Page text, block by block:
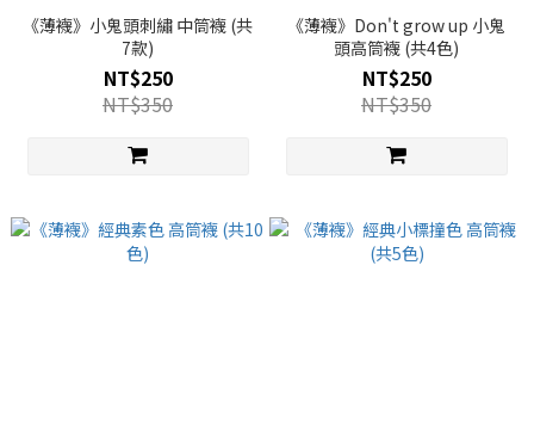
《薄襪》小鬼頭刺繡 中筒襪 (共
7款)
NT$250
NT$350
《薄襪》Don't grow up 小鬼
頭高筒襪 (共4色)
NT$250
NT$350